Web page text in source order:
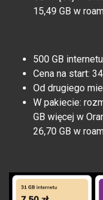
15,49 GB w
500 GB internetu
Cena na start:
Od drugiego
W pakiecie:
GB więcej w
26,70 GB w